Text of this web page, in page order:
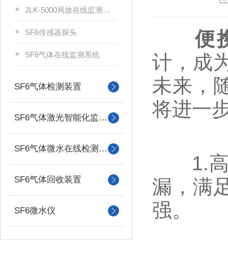
JLK-5000局放在线监测系统
SF6传感器探头
SF6气体在线监测系统
SF6气体检测装置
SF6气体激光智能化监控系统
SF6气体微水在线检测装置
SF6气体回收装置
SF6微水仪
便
计，成
未来，
将进一
1.高
漏，满
强。